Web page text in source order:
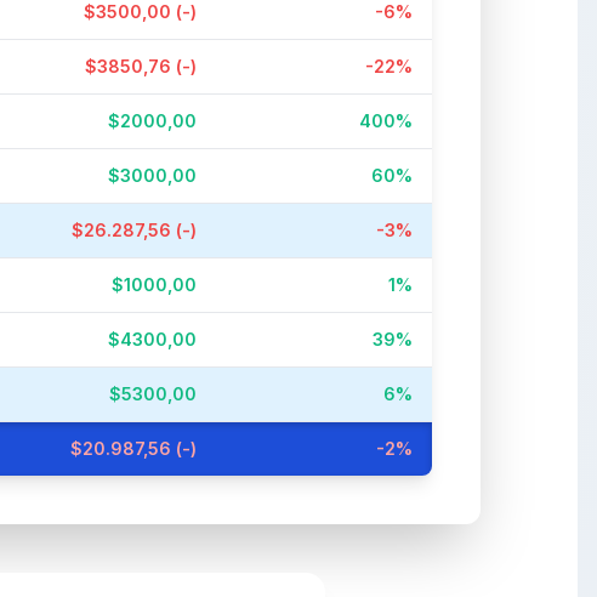
$3500,00 (-) -6%
$3850,76 (-) -22%
$2000,00 400%
$3000,00 60%
$26.287,56 (-) -3%
$1000,00 1%
$4300,00 39%
$5300,00 6%
$20.987,56 (-) -2%